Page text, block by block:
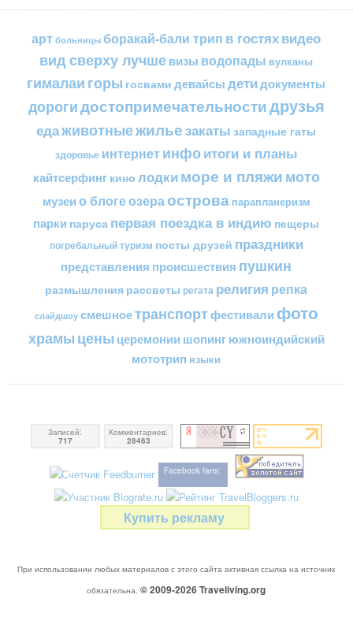
арт больницы боракай-бали трип в гостяхвидео
вид сверху лучшевизы водопады вулканы
гималаи горы госвами девайсы детидокументы
дорогидостопримечательностидрузья
едаживотныежильезакаты западные гаты
здоровье интернетинфоитоги и планы
кайтсерфинг кино лодкиморе и пляжимото
музеи о блогеозераострова парапланеризм
парки паруса первая поездка в индию пещеры
погребальный туризм посты друзей праздники
представления происшествия пушкин
размышления рассветы регата религия репка
слайдшоу смешноетранспортфестивали фото
храмы цены церемонии шопингюжноиндийский
мототрип языки
Записей:
717
Комментариев:
28463
Facebook fans:
Купить рекламу
При использовании любых материалов с этого сайта активная ссылка на источник
обязательна. © 2009-2026Traveliving.org